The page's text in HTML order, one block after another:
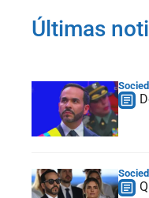
Últimas